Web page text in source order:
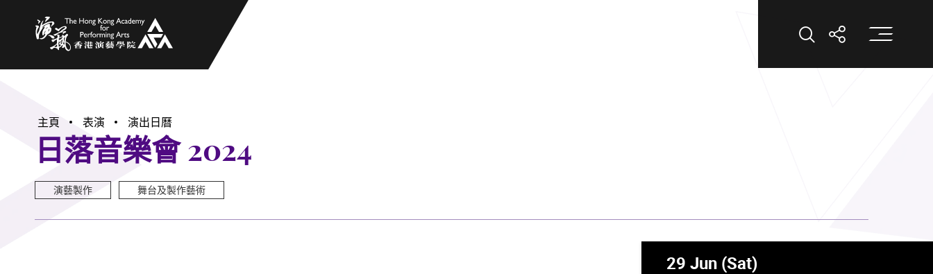
打開搜索打開分享打
主頁 表演 演出日曆
日落音樂會 2024
演藝製作 舞台及製作藝術
29 Jun (Sat)